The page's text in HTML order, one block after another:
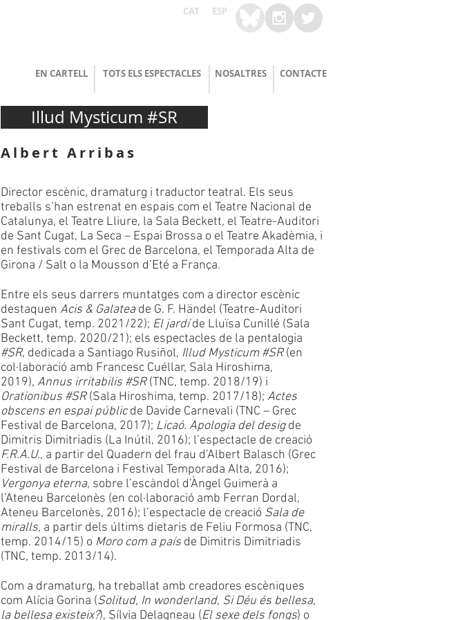
CAT ESP
CONTACTE
NOSALTRES
TOTS ELS ESPECTACLES
EN CARTELL
Albert Arribas
Illud Mysticum #SR
Director escènic, dramaturg i traductor teatral. Els seus
treballs s’han estrenat en espais com el Teatre Nacional de
Catalunya, el Teatre Lliure, la Sala Beckett, el Teatre-Auditori
de Sant Cugat, La Seca – Espai Brossa o el Teatre Akadèmia, i
en festivals com el Grec de Barcelona, el Temporada Alta de
Girona / Salt o la Mousson d’Eté a França.
Entre els seus darrers muntatges com a director escènic
destaquen Acis & Galateade G. F. Händel (Teatre-Auditori
Sant Cugat, temp. 2021/22); El jardíde Lluïsa Cunillé (Sala
Beckett, temp. 2020/21); els espectacles de la pentalogia
#SR, dedicada a Santiago Rusiñol, Illud Mysticum #SR(en
col·laboració amb Francesc Cuéllar, Sala Hiroshima,
2019), Annus irritabilis #SR(TNC, temp. 2018/19) i
Orationibus #SR(Sala Hiroshima, temp. 2017/18); Actes
obscens en espai públicde Davide Carnevali (TNC – Grec
Festival de Barcelona, 2017); Licaó. Apologia del desigde
Dimitris Dimitriadis (La Inútil, 2016); l’espectacle de creació
F.R.A.U., a partir del Quadern del frau d’Albert Balasch (Grec
Festival de Barcelona i Festival Temporada Alta, 2016);
Vergonya eterna, sobre l’escàndol d’Àngel Guimerà a
l’Ateneu Barcelonès (en col·laboració amb Ferran Dordal,
Ateneu Barcelonès, 2016); l’espectacle de creació Sala de
miralls, a partir dels últims dietaris de Feliu Formosa (TNC,
temp. 2014/15) o Moro com a país de Dimitris Dimitriadis
(TNC, temp. 2013/14).
Com a dramaturg, ha treballat amb creadores escèniques
com Alícia Gorina (Solitud, In wonderland, Si Déu és bellesa,
la bellesa existeix?), Sílvia Delagneau (El sexe dels fongs) o